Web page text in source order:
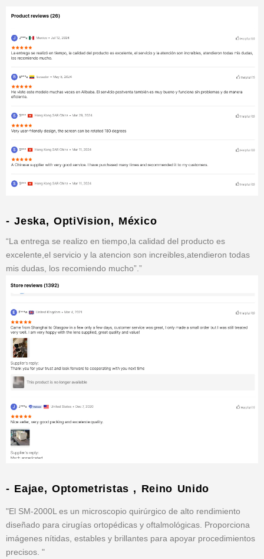
- Jeska, OptiVision, México
“La entrega se realizo en tiempo,la calidad del producto es
excelente,el servicio y la atencion son increibles,atendieron todas
mis dudas, los recomiendo mucho”.”
- Eajae, Optometristas , Reino Unido
"El SM-2000L es un microscopio quirúrgico de alto rendimiento
diseñado para cirugías ortopédicas y oftalmológicas. Proporciona
imágenes nítidas, estables y brillantes para apoyar procedimientos
precisos. "